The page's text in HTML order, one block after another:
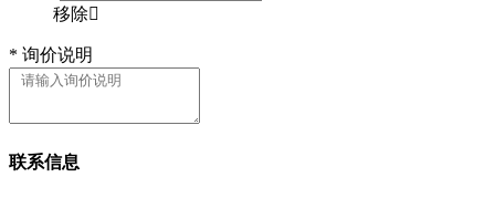
移除
* 询价说明
联系信息